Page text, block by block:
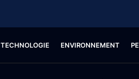
TECHNOLOGIE ENVIRONNEMENT